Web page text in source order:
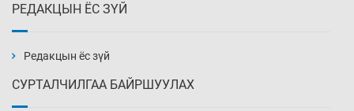
18 цаг 44 мин
РЕДАКЦЫН ЁС ЗҮЙ
Редакцын ёс зүй
СУРТАЛЧИЛГАА БАЙРШУУЛАХ